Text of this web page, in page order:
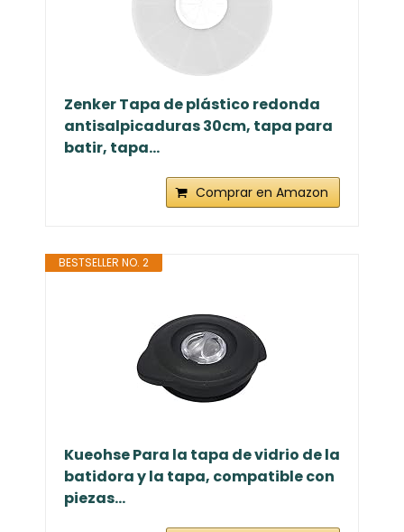
Zenker Tapa de plástico redonda
antisalpicaduras 30cm, tapa para
batir, tapa...
Comprar en Amazon
BESTSELLER NO. 2
Kueohse Para la tapa de vidrio de la
batidora y la tapa, compatible con
piezas...